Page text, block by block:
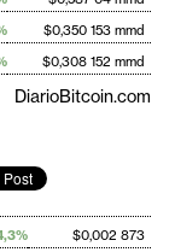
$0,350 153 mmd
$0,308 152 mmd
DiarioBitcoin.com
$0,002 873